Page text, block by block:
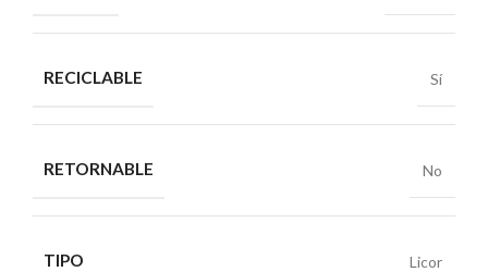
RECICLABLE Sí
RETORNABLE No
TIPO Licor